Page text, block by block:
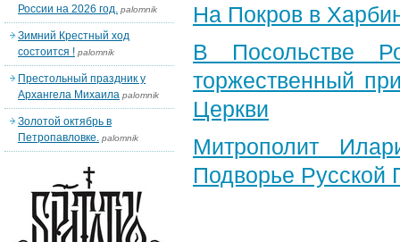
На Покров в
В Посольстве
торжественный
Церкви
Митрополит
Подворье Русской
России на 2026 год. palomnik
Зимний Крестный ход
состоится ! palomnik
Престольный праздник у
Архангела Михаила palomnik
Золотой октябрь в
Петропавловке. palomnik